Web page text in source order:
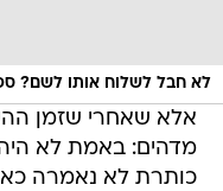
לא חבל לשלוח אותו לשם?
אלא שאחרי שזמן
מדהים: באמת לא
כותרת לא נאמרה